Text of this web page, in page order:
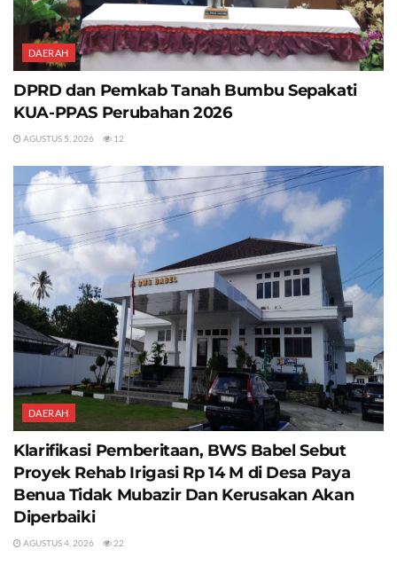
DAERAH
DPRD dan Pemkab Tanah Bumbu Sepakati
KUA-PPAS Perubahan 2026
AGUSTUS 5, 2026 12
DAERAH
Klarifikasi Pemberitaan, BWS Babel Sebut
Proyek Rehab Irigasi Rp 14 M di Desa Paya
Benua Tidak Mubazir Dan Kerusakan Akan
Diperbaiki
AGUSTUS 4, 2026 22